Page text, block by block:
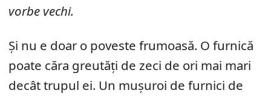
vorbe vechi.
Și nu e doar o poveste frumoasă. O furnică
poate căra greutăți de zeci de ori mai mari
decât trupul ei. Un mușuroi de furnici de